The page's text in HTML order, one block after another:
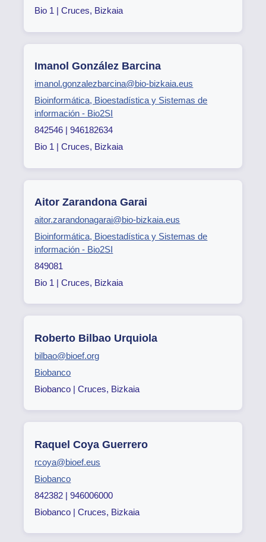
Bio 1 | Cruces, Bizkaia
Imanol González Barcina
imanol.gonzalezbarcina@bio-bizkaia.eus
Bioinformática, Bioestadística y Sistemas de
información - Bio2SI
842546 | 946182634
Bio 1 | Cruces, Bizkaia
Aitor Zarandona Garai
aitor.zarandonagarai@bio-bizkaia.eus
Bioinformática, Bioestadística y Sistemas de
información - Bio2SI
849081
Bio 1 | Cruces, Bizkaia
Roberto Bilbao Urquiola
bilbao@bioef.org
Biobanco
Biobanco | Cruces, Bizkaia
Raquel Coya Guerrero
rcoya@bioef.eus
Biobanco
842382 | 946006000
Biobanco | Cruces, Bizkaia